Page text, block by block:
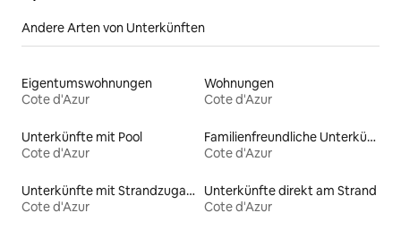
Andere Arten von Unterkünften
Eigentumswohnungen
Cote d'Azur
Wohnungen
Cote d'Azur
Unterkünfte mit Pool
Cote d'Azur
Familienfreundliche Unterkünfte
Cote d'Azur
Unterkünfte mit Strandzugang
Cote d'Azur
Unterkünfte direkt am Strand
Cote d'Azur